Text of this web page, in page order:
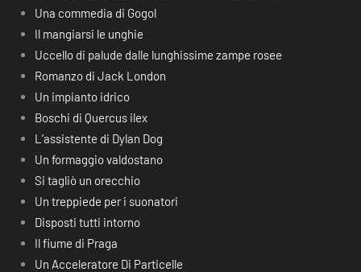
Una commedia di Gogol
Il mangiarsi le unghie
Uccello di palude dalle lunghissime zampe rosee
Romanzo di Jack London
Un impianto idrico
Boschi di Quercus ilex
L’assistente di Dylan Dog
Un formaggio valdostano
Si tagliò un orecchio
Un treppiede per i suonatori
Disposti tutti intorno
Il fiume di Praga
Un Acceleratore Di Particelle